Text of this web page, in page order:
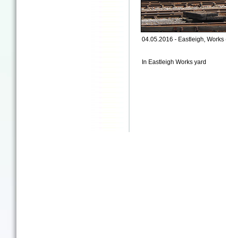
04.05.2016 - Eastleigh,
In Eastleigh Works yard